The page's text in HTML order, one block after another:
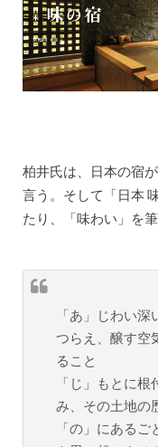
柏井氏は、日本の宿
言う。そして「日本
たり、「味わい」を
「あ」じわい
つらえ、醸す空
ること
「じ」もとに
み、その土地の
「の」にある